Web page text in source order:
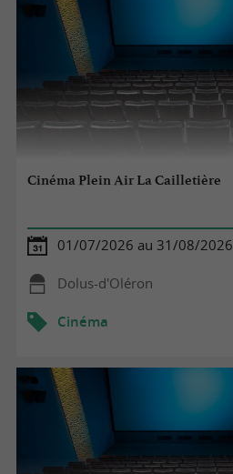
Cinéma Plein Air La Cailletière
01/07/2026 au 31/08/2026
Dolus-d'Oléron
Cinéma